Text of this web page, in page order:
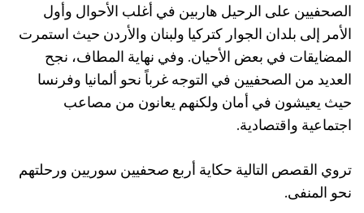
الصحفيين على الرحيل هاربين في أغلب الأحوال وأول
الأمر إلى بلدان الجوار كتركيا ولبنان والأردن حيث استمرت
المضايقات في بعض الأحيان. وفي نهاية المطاف، نجح
العديد من الصحفيين في التوجه غرباً نحو ألمانيا وفرنسا
حيث يعيشون في أمان ولكنهم يعانون من مصاعب
اجتماعية واقتصادية.
تروي القصص التالية حكاية أربع صحفيين سوريين ورحلتهم
نحو المنفى.